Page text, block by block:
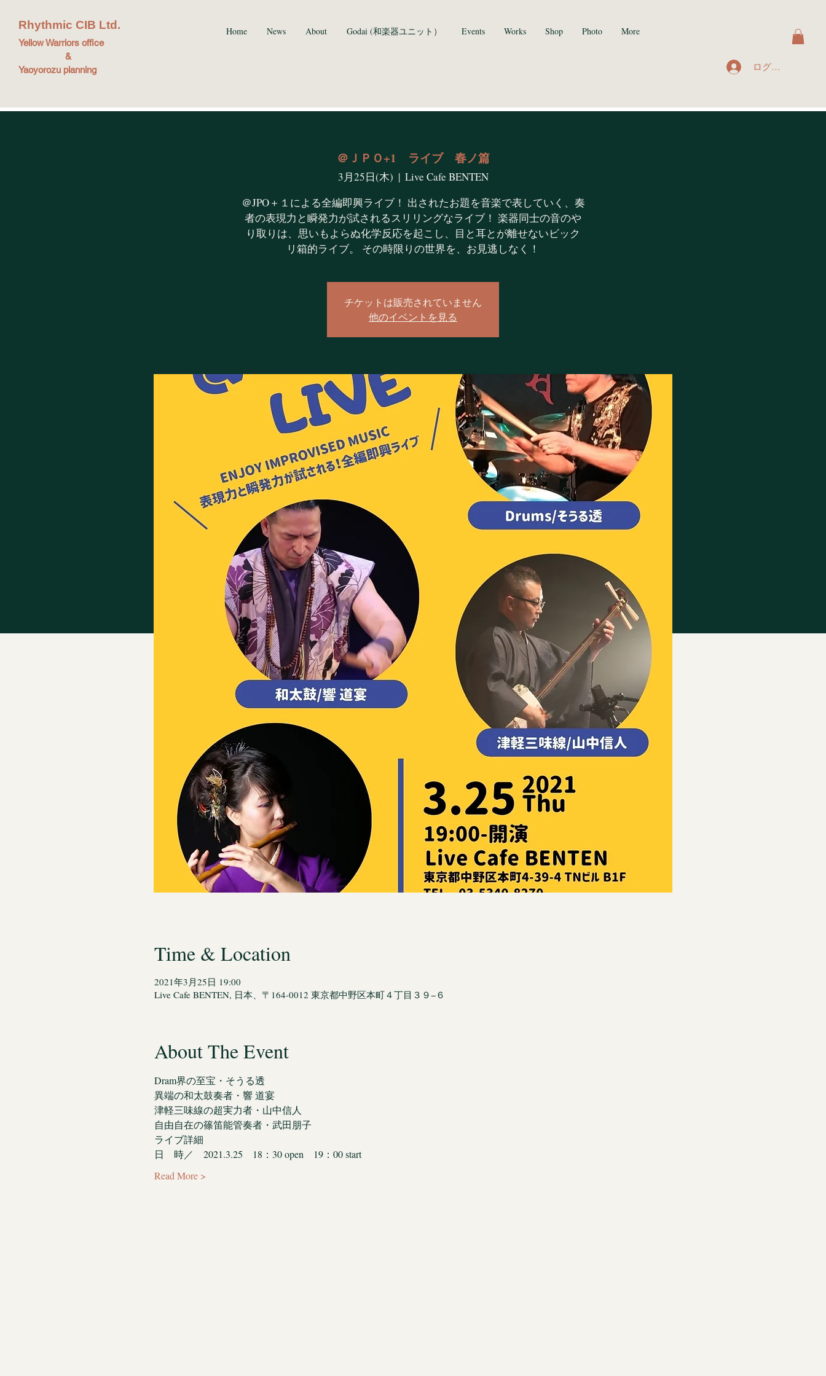
Rhythmic CIB Ltd.
Yellow Warriors office
&
Yaoyorozu planning
Home News About Godai (和楽器ユニット） Events Works Shop Photo More
ログイン
＠ＪＰＯ+1 ライブ 春ノ篇
3月25日(木)
  |
Live Cafe BENTEN
＠JPO＋１による全編即興ライブ！ 出されたお題を音楽で表していく、奏
者の表現力と瞬発力が試されるスリリングなライブ！ 楽器同士の音のや
り取りは、思いもよらぬ化学反応を起こし、目と耳とが離せないビック
リ箱的ライブ。 その時限りの世界を、お見逃しなく！
チケットは販売されていません
他のイベントを見る
Time & Location
2021年3月25日 19:00
Live Cafe BENTEN, 日本、〒164-0012 東京都中野区本町４丁目３９−６
About The Event
Dram界の至宝・そうる透
異端の和太鼓奏者・響 道宴
津軽三味線の超実力者・山中信人
自由自在の篠笛能管奏者・武田朋子
ライブ詳細
日　時／　2021.3.25　18：30 open　19：00 start
Read More >